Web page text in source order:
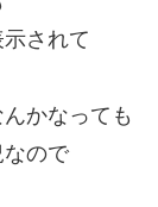
されて
かなっても
なので